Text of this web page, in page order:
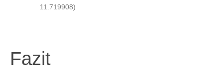
11.719908)
Fazit